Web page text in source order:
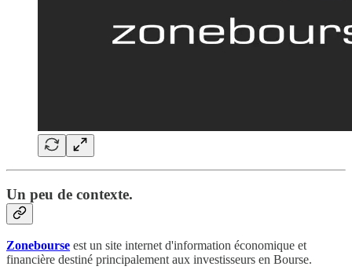
Un peu de contexte.
Zonebourse est un site internet d'information économique et
financière destiné principalement aux investisseurs en Bourse.